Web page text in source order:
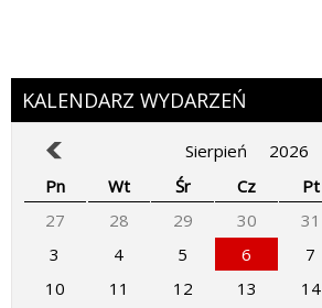
KALENDARZ WYDARZEŃ
Sierpień
2026
Pn
Wt Śr Cz Pt
27
28 29 30 31
3
4 5 6 7
10
11 12 13 14